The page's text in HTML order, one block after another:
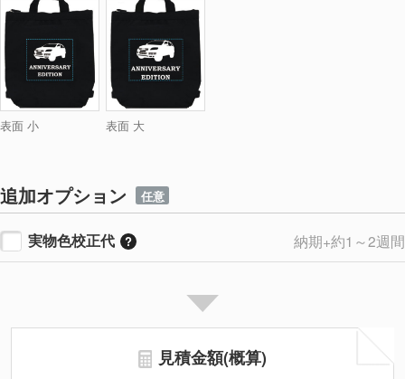
表面 小 表面 大
追加オプション 任意
実物色校正代 納期+約1～2週間
見積金額(概算)